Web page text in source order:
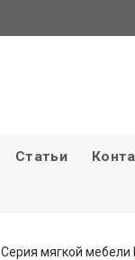
Статьи
Серия мягкой мебели